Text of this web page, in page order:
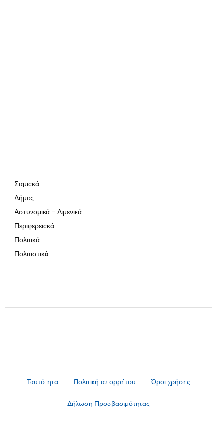
Σαμιακά
Δήμος
Αστυνομικά – Λιμενικά
Περιφερειακά
Πολιτικά
Πολιτιστικά
Ταυτότητα Πολιτική απορρήτου Όροι χρήσης
Δήλωση Προσβασιμότητας